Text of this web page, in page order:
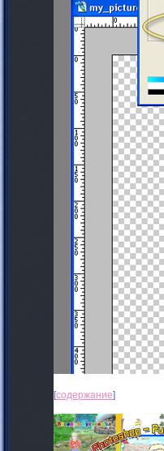
[содержание]